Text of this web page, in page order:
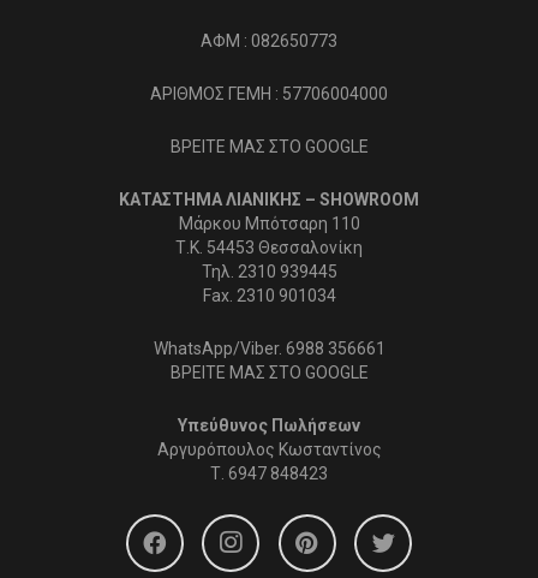
ΑΦΜ : 082650773
ΑΡΙΘΜΟΣ ΓΕΜΗ : 57706004000
ΒΡΕΙΤΕ ΜΑΣ ΣΤΟ GOOGLE
ΚΑΤΑΣΤΗΜΑ ΛΙΑΝΙΚΗΣ – SHOWROOM
Μάρκου Μπότσαρη 110
Τ.Κ. 54453 Θεσσαλονίκη
Τηλ. 2310 939445
Fax. 2310 901034
WhatsApp/Viber. 6988 356661
ΒΡΕΙΤΕ ΜΑΣ ΣΤΟ GOOGLE
Υπεύθυνος Πωλήσεων
Αργυρόπουλος Κωσταντίνος
Τ. 6947 848423